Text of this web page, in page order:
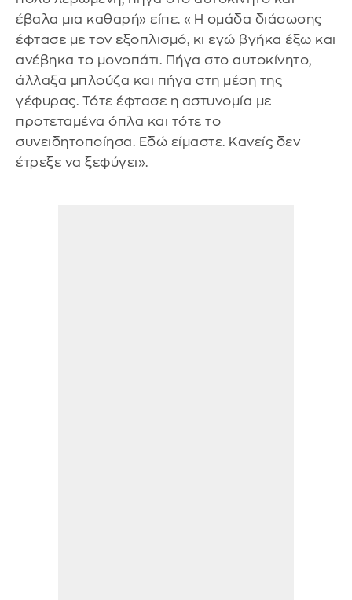
έβαλα μια καθαρή» είπε. «Η ομάδα διάσωσης
έφτασε με τον εξοπλισμό, κι εγώ βγήκα έξω και
ανέβηκα το μονοπάτι. Πήγα στο αυτοκίνητο,
άλλαξα μπλούζα και πήγα στη μέση της
γέφυρας. Τότε έφτασε η αστυνομία με
προτεταμένα όπλα και τότε το
συνειδητοποίησα. Εδώ είμαστε. Κανείς δεν
έτρεξε να ξεφύγει».